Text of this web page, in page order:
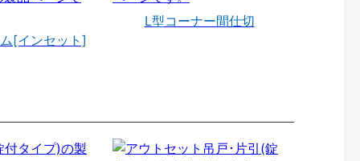
[インセット]
L型コーナー間仕切